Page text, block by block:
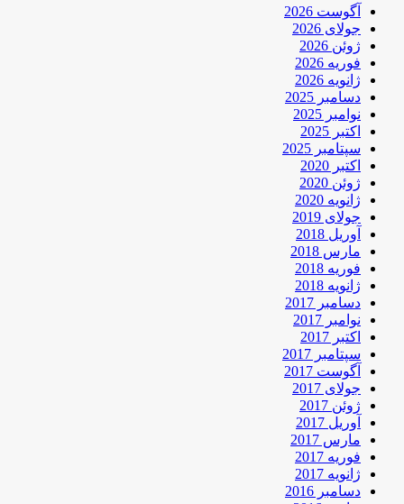
آگوست 2026
جولای 2026
ژوئن 2026
فوریه 2026
ژانویه 2026
دسامبر 2025
نوامبر 2025
اکتبر 2025
سپتامبر 2025
اکتبر 2020
ژوئن 2020
ژانویه 2020
جولای 2019
آوریل 2018
مارس 2018
فوریه 2018
ژانویه 2018
دسامبر 2017
نوامبر 2017
اکتبر 2017
سپتامبر 2017
آگوست 2017
جولای 2017
ژوئن 2017
آوریل 2017
مارس 2017
فوریه 2017
ژانویه 2017
دسامبر 2016